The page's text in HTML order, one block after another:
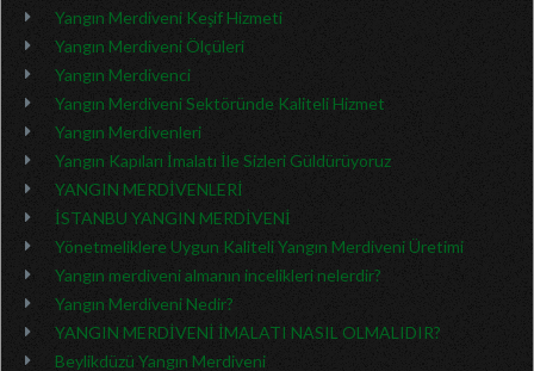
Yangın Merdiveni Keşif Hizmeti
Yangın Merdiveni Ölçüleri
Yangın Merdivenci
Yangın Merdiveni Sektöründe Kaliteli Hizmet
Yangın Merdivenleri
Yangın Kapıları İmalatı İle Sizleri Güldürüyoruz
YANGIN MERDİVENLERİ
İSTANBU YANGIN MERDİVENİ
Yönetmeliklere Uygun Kaliteli Yangın Merdiveni Üretimi
Yangın merdiveni almanın incelikleri nelerdir?
Yangın Merdiveni Nedir?
YANGIN MERDİVENİ İMALATI NASIL OLMALIDIR?
Beylikdüzü Yangın Merdiveni